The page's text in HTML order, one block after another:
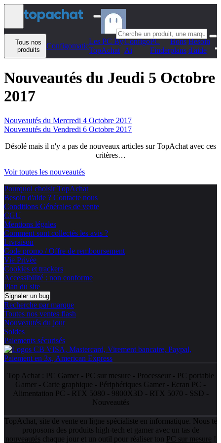
Aller au contenu
Tous nos
produits
Configomatic
Les PC By
TopAchat
Configo
Ai
PC
Finder
Bons
plans
Besoin
d'aide
Nouveautés du Jeudi 5 Octobre
2017
Nouveautés du Mercredi 4 Octobre 2017
Nouveautés du Vendredi 6 Octobre 2017
Désolé mais il n'y a pas de nouveaux articles sur TopAchat avec ces
critères…
Voir toutes les nouveautés
Pourquoi choisir TopAchat
Besoin d'aide ? Contacte nous
Conditions Générales de vente
CGU
Mentions légales
Comment sont collectés les avis ?
Livraison
Code promo / Offre de remboursement
Vie Privée
Cookies et trackers
Accessibilité : non conforme
Plan du site
Signaler un bug
Recherche par marque
Toutes nos ventes flash
Nouveautés du jour
Soldes
Paiements sécurisés
Top Achat : PC Gamer- PC sur mesure - Processeur- PC portable
Gamer - Carte graphique - Périphériques Gamer - Ecran PC -
Alimentation PC - RTX 5080 - 9800X3D - RTX 5070 - SSD -
Nouveautés
TopAchat, site de vente en ligne spécialiste en informatique. Nous te
proposons des produits high-tech et gamer avec un tas de
nouveautés chaque jour et un outil pour réaliser ton PC sur mesure !